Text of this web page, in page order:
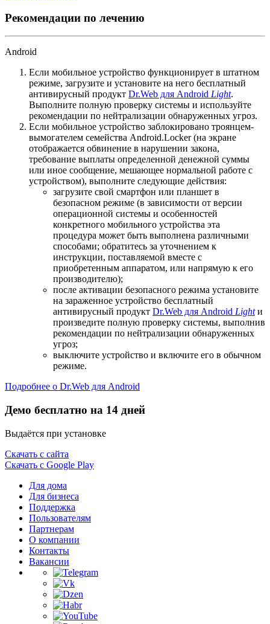
Рекомендации по лечению
Android
Если мобильное устройство функционирует в штатном
режиме, загрузите и установите на него бесплатный
антивирусный продукт Dr.Web для Android Light.
Выполните полную проверку системы и используйте
рекомендации по нейтрализации обнаруженных угроз.
Если мобильное устройство заблокировано троянцем-
вымогателем семейства Android.Locker (на экране
отображается обвинение в нарушении закона,
требование выплаты определенной денежной суммы
или иное сообщение, мешающее нормальной работе с
устройством), выполните следующие действия:
загрузите свой смартфон или планшет в
безопасном режиме (в зависимости от версии
операционной системы и особенностей
конкретного мобильного устройства эта
процедура может быть выполнена различными
способами; обратитесь за уточнением к
инструкции, поставляемой вместе с
приобретенным аппаратом, или напрямую к его
производителю);
после активации безопасного режима установите
на зараженное устройство бесплатный
антивирусный продукт Dr.Web для Android Lightи
произведите полную проверку системы, выполнив
рекомендации по нейтрализации обнаруженных
угроз;
выключите устройство и включите его в обычном
режиме.
Подробнее о Dr.Web для Android
Демо бесплатно на 14 дней
Выдаётся при установке
Скачать с сайта
Скачать с Google Play
Для дома
Для бизнеса
Поддержка
Пользователям
Партнерам
О компании
Контакты
Вакансии